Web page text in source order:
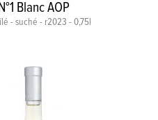
N°1 Blanc AOP
- suché - r2023 - 0,75l